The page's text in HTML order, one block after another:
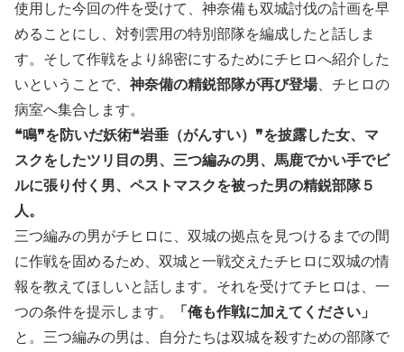
使用した今回の件を受けて、神奈備も双城討伐の計画を早
めることにし、対刳雲用の特別部隊を編成したと話しま
す。そして作戦をより綿密にするためにチヒロへ紹介した
いということで、 神奈備の精鋭部隊が再び登場、チヒロの
病室へ集合します。
❝鳴❞を防いだ妖術❝岩垂（がんすい）❞を披露した女、マ
スクをしたツリ目の男、三つ編みの男、馬鹿でかい手でビ
ルに張り付く男、ペストマスクを被った男の精鋭部隊５
人。
三つ編みの男がチヒロに、双城の拠点を見つけるまでの間
に作戦を固めるため、双城と一戦交えたチヒロに双城の情
報を教えてほしいと話します。それを受けてチヒロは、一
つの条件を提示します。
「俺も作戦に加えてください」
と。三つ編みの男は、自分たちは双城を殺すための部隊で